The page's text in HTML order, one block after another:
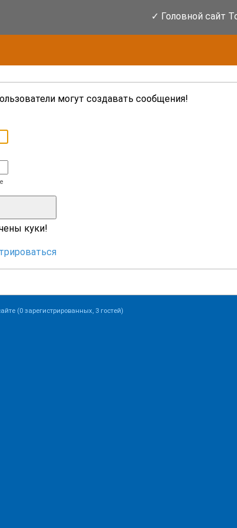
✓ Головной сайт
могут создавать сообщения!
куки!
(0 зарегистрированных, 3 гостей)